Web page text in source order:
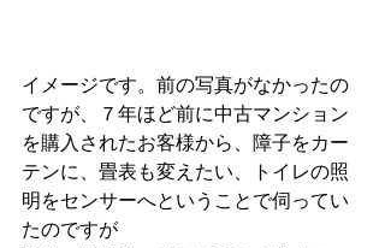
イメージです。前の写真がなかったの
ですが、７年ほど前に中古マンション
を購入されたお客様から、障子をカー
テンに、畳表も変えたい、トイレの照
明をセンサーへということで伺ってい
たのですが